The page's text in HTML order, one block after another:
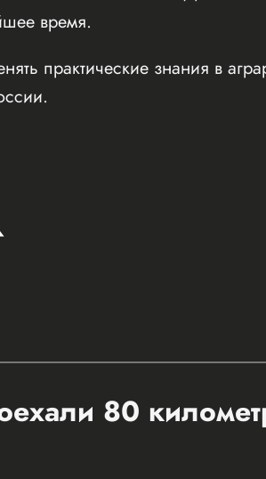
время.
практические знания в
80